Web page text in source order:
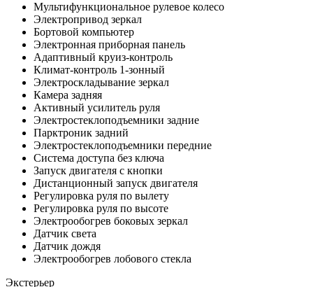
Мультифункциональное рулевое колесо
Электропривод зеркал
Бортовой компьютер
Электронная приборная панель
Адаптивный круиз-контроль
Климат-контроль 1-зонный
Электроскладывание зеркал
Камера задняя
Активный усилитель руля
Электростеклоподъемники задние
Парктроник задний
Электростеклоподъемники передние
Система доступа без ключа
Запуск двигателя с кнопки
Дистанционный запуск двигателя
Регулировка руля по вылету
Регулировка руля по высоте
Электрообогрев боковых зеркал
Датчик света
Датчик дождя
Электрообогрев лобового стекла
Экстерьер